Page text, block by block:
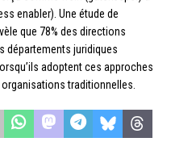
enabler). Une étude de
que 78% des directions
départements juridiques
adoptent ces approches
traditionnelles.